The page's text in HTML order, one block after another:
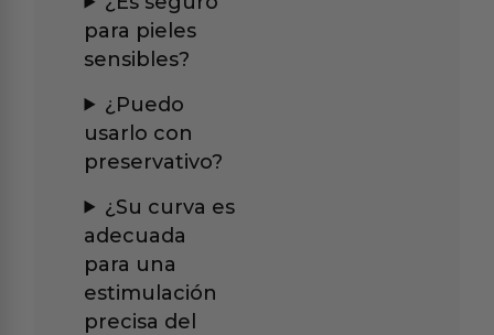
para pieles
sensibles?
¿Puedo
usarlo con
preservativo?
¿Su curva es
adecuada
para una
estimulación
precisa del